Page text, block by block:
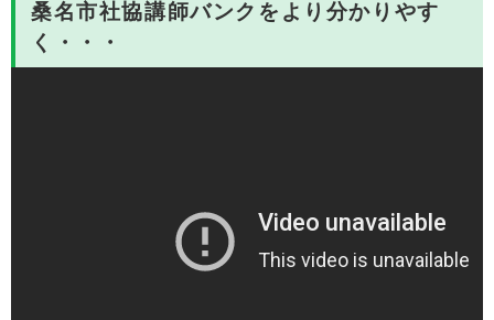
桑名市社協講師バンクをより分かりやす
く・・・